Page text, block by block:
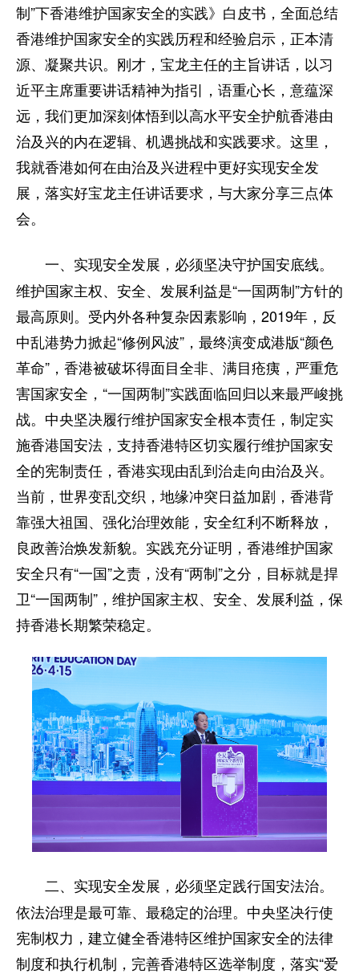
制”下香港维护国家安全的实践》白皮书，全面总结
香港维护国家安全的实践历程和经验启示，正本清
源、凝聚共识。刚才，宝龙主任的主旨讲话，以习
近平主席重要讲话精神为指引，语重心长，意蕴深
远，我们更加深刻体悟到以高水平安全护航香港由
治及兴的内在逻辑、机遇挑战和实践要求。这里，
我就香港如何在由治及兴进程中更好实现安全发
展，落实好宝龙主任讲话要求，与大家分享三点体
会。
一、实现安全发展，必须坚决守护国安底线。
维护国家主权、安全、发展利益是“一国两制”方针的
最高原则。受内外各种复杂因素影响，2019年，反
中乱港势力掀起“修例风波”，最终演变成港版“颜色
革命”，香港被破坏得面目全非、满目疮痍，严重危
害国家安全，“一国两制”实践面临回归以来最严峻挑
战。中央坚决履行维护国家安全根本责任，制定实
施香港国安法，支持香港特区切实履行维护国家安
全的宪制责任，香港实现由乱到治走向由治及兴。
当前，世界变乱交织，地缘冲突日益加剧，香港背
靠强大祖国、强化治理效能，安全红利不断释放，
良政善治焕发新貌。实践充分证明，香港维护国家
安全只有“一国”之责，没有“两制”之分，目标就是捍
卫“一国两制”，维护国家主权、安全、发展利益，保
持香港长期繁荣稳定。
二、实现安全发展，必须坚定践行国安法治。
依法治理是最可靠、最稳定的治理。中央坚决行使
宪制权力，建立健全香港特区维护国家安全的法律
制度和执行机制，完善香港特区选举制度，落实“爱